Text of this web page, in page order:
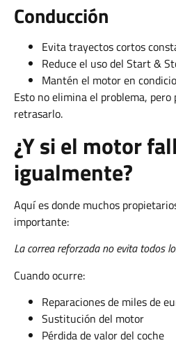
Conducción
Evita trayectos cortos
Reduce el uso del Start &
Mantén el motor en
Esto no elimina el problema, pero
retrasarlo.
¿Y si el motor
igualmente?
Aquí es donde muchos
importante:
La correa reforzada no evita todos
Cuando ocurre:
Reparaciones de miles de
Sustitución del motor
Pérdida de valor del coche